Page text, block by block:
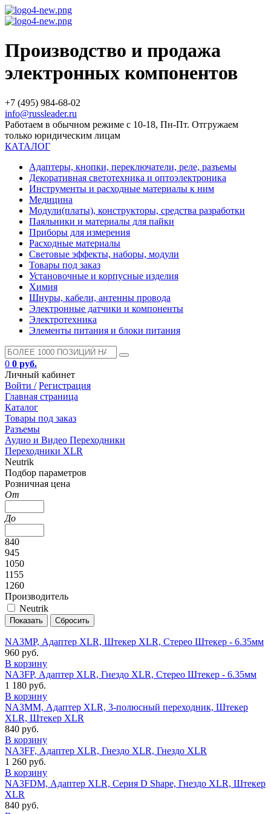
Производство и продажа
электронных компонентов
+7 (495) 984-68-02
info@russleader.ru
Работаем в обычном режиме с 10-18, Пн-Пт. Отгружаем
только юридическим лицам
КАТАЛОГ
Адаптеры, кнопки, переключатели, реле, разъемы
Декоративная светотехника и оптоэлектроника
Инструменты и расходные материалы к ним
Медицина
Модули(платы), конструкторы, средства разработки
Паяльники и материалы для пайки
Приборы для измерения
Расходные материалы
Световые эффекты, наборы, модули
Товары под заказ
Установочные и корпусные изделия
Химия
Шнуры, кабели, антенны провода
Электронные датчики и компоненты
Электротехника
Элементы питания и блоки питания
0 0 руб.
Личный кабинет
Войти / Регистрация
Главная страница
Каталог
Товары под заказ
Разъемы
Аудио и Видео Переходники
Переходники XLR
Neutrik
Подбор параметров
Розничная цена
От
До
840
945
1050
1155
1260
Производитель
Neutrik
NA3MP, Адаптер XLR, Штекер XLR, Стерео Штекер - 6.35мм
960 руб.
В корзину
NA3FP, Адаптер XLR, Гнездо XLR, Стерео Штекер - 6.35мм
1 180 руб.
В корзину
NA3MM, Адаптер XLR, 3-полюсный переходник, Штекер
XLR, Штекер XLR
840 руб.
В корзину
NA3FF, Адаптер XLR, Гнездо XLR, Гнездо XLR
1 260 руб.
В корзину
NA3FDM, Адаптер XLR, Серия D Shape, Гнездо XLR, Штекер
XLR
840 руб.